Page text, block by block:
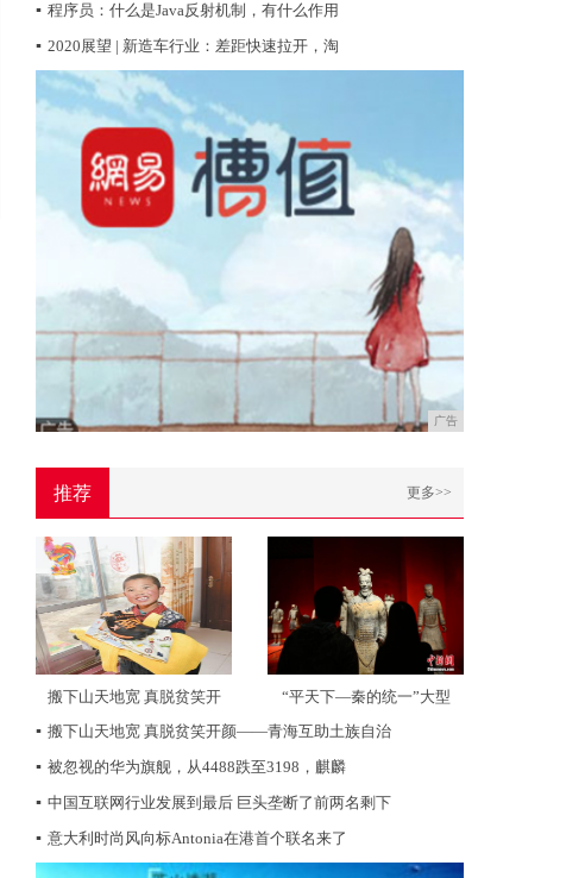
▪ 程序员：什么是Java反射机制，有什么作用
▪ 2020展望 | 新造车行业：差距快速拉开，淘
广告
推荐 更多>>
搬下山天地宽 真脱贫笑开
“平天下—秦的统一”大型
▪ 搬下山天地宽 真脱贫笑开颜——青海互助土族自治
▪ 被忽视的华为旗舰，从4488跌至3198，麒麟
▪ 中国互联网行业发展到最后 巨头垄断了前两名剩下
▪ 意大利时尚风向标Antonia在港首个联名来了